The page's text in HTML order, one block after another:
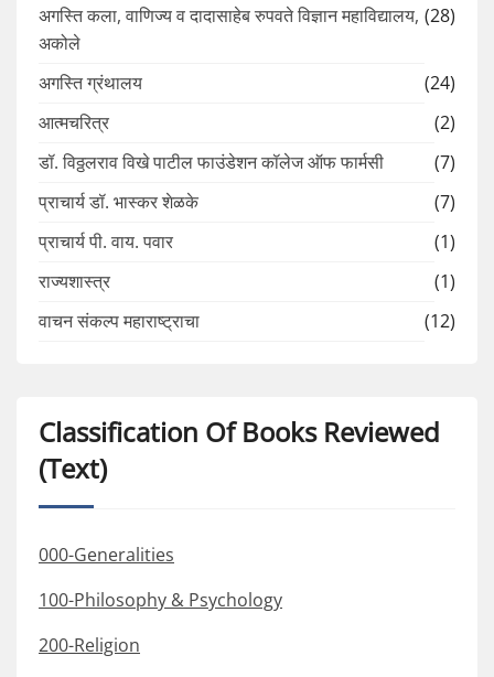
अगस्ति कला, वाणिज्य व दादासाहेब रुपवते विज्ञान महाविद्यालय,
अकोले
(28)
अगस्ति ग्रंथालय
(24)
आत्मचरित्र
(2)
डॉ. विठ्ठलराव विखे पाटील फाउंडेशन कॉलेज ऑफ फार्मसी
(7)
प्राचार्य डॉ. भास्कर शेळके
(7)
प्राचार्य पी. वाय. पवार
(1)
राज्यशास्त्र
(1)
वाचन संकल्प महाराष्ट्राचा
(12)
Classification Of Books Reviewed
(Text)
000-Generalities
100-Philosophy & Psychology
200-Religion